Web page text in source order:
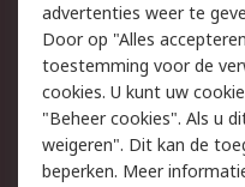
Wettelijk
Cookiebeleid
Privacybeleid
Algemene
verkoopvoorwaarden
advertenties weer te
Door op "Alles
toestemming voor de
cookies. U kunt uw
"Beheer cookies". Als u
weigeren". Dit kan de
beperken. Meer